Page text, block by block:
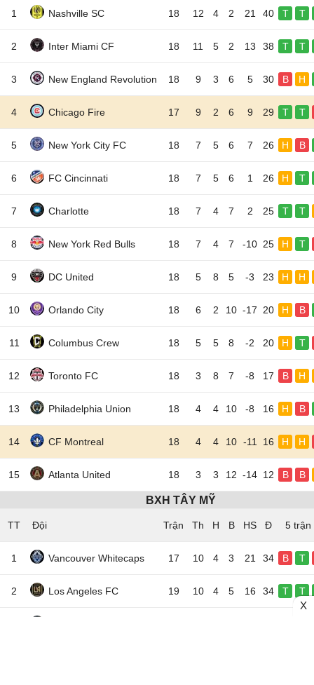
1 Nashville SC 18 12 4 2 21 40 T T
2 Inter Miami CF 18 11 5 2 13 38 T T
3 New England Revolution 18 9 3 6 5 30 B H
4 Chicago Fire 17 9 2 6 9 29 T T
5 New York City FC 18 7 5 6 7 26 H B
6 FC Cincinnati 18 7 5 6 1 26 H T
7 Charlotte 18 7 4 7 2 25 T T
8 New York Red Bulls 18 7 4 7 -10 25 H T
9 DC United 18 5 8 5 -3 23 H H
10 Orlando City 18 6 2 10 -17 20 H B
11 Columbus Crew 18 5 5 8 -2 20 H T
12 Toronto FC 18 3 8 7 -8 17 B H
13 Philadelphia Union 18 4 4 10 -8 16 H B
14 CF Montreal 18 4 4 10 -11 16 H H
15 Atlanta United 18 3 3 12 -14 12 B B
BXH TÂY MỸ
TT Đội 5 trận
1 Vancouver Whitecaps 17 10 4 3 21 34 B T
2 Los Angeles FC 19 10 4 5 16 34 T T
X